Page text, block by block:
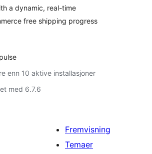
a dynamic, real-time
free shipping progress
enn 10 aktive installasjoner
med 6.7.6
Fremvisning
Temaer